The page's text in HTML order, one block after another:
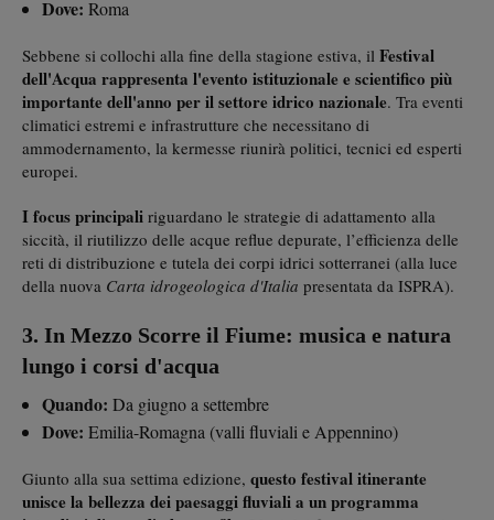
Dove: Roma
Sebbene si collochi alla fine della stagione estiva, il Festival
dell'Acqua rappresenta l'evento istituzionale e scientifico più
importante dell'anno per il settore idrico nazionale. Tra eventi
climatici estremi e infrastrutture che necessitano di
ammodernamento, la kermesse riunirà politici, tecnici ed esperti
europei.
I focus principali riguardano le strategie di adattamento alla
siccità, il riutilizzo delle acque reflue depurate, l’efficienza delle
reti di distribuzione e tutela dei corpi idrici sotterranei (alla luce
della nuova Carta idrogeologica d'Italia presentata da ISPRA).
3. In Mezzo Scorre il Fiume: musica e natura
lungo i corsi d'acqua
Quando: Da giugno a settembre
Dove: Emilia-Romagna (valli fluviali e Appennino)
Giunto alla sua settima edizione, questo festival itinerante
unisce la bellezza dei paesaggi fluviali a un programma